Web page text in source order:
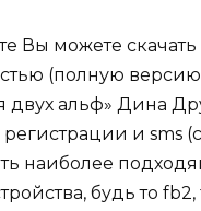
Вы можете скачать
(полную
двух альф» Дина
регистрации и sms
наиболее
будь то